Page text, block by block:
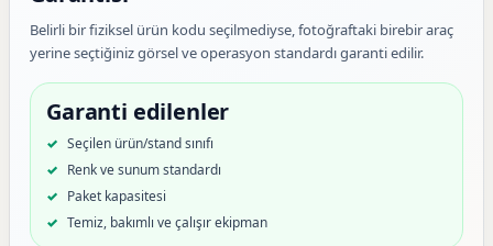
Belirli bir fiziksel ürün kodu seçilmediyse, fotoğraftaki birebir araç
yerine seçtiğiniz görsel ve operasyon standardı garanti edilir.
Garanti edilenler
Seçilen ürün/stand sınıfı
Renk ve sunum standardı
Paket kapasitesi
Temiz, bakımlı ve çalışır ekipman